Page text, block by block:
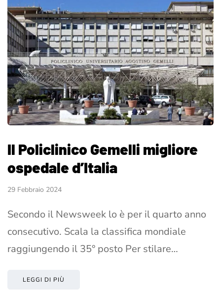
Il Policlinico Gemelli migliore
ospedale d’Italia
29 Febbraio 2024
Secondo il Newsweek lo è per il quarto anno
consecutivo. Scala la classifica mondiale
raggiungendo il 35° posto Per stilare…
LEGGI DI PIÙ